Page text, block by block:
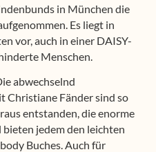
in München die
Es liegt in
vor, auch in einer DAISY-
Menschen.
abwechselnd
Christiane Fänder sind so
entstanden, die enorme
jedem den leichten
Buches. Auch für